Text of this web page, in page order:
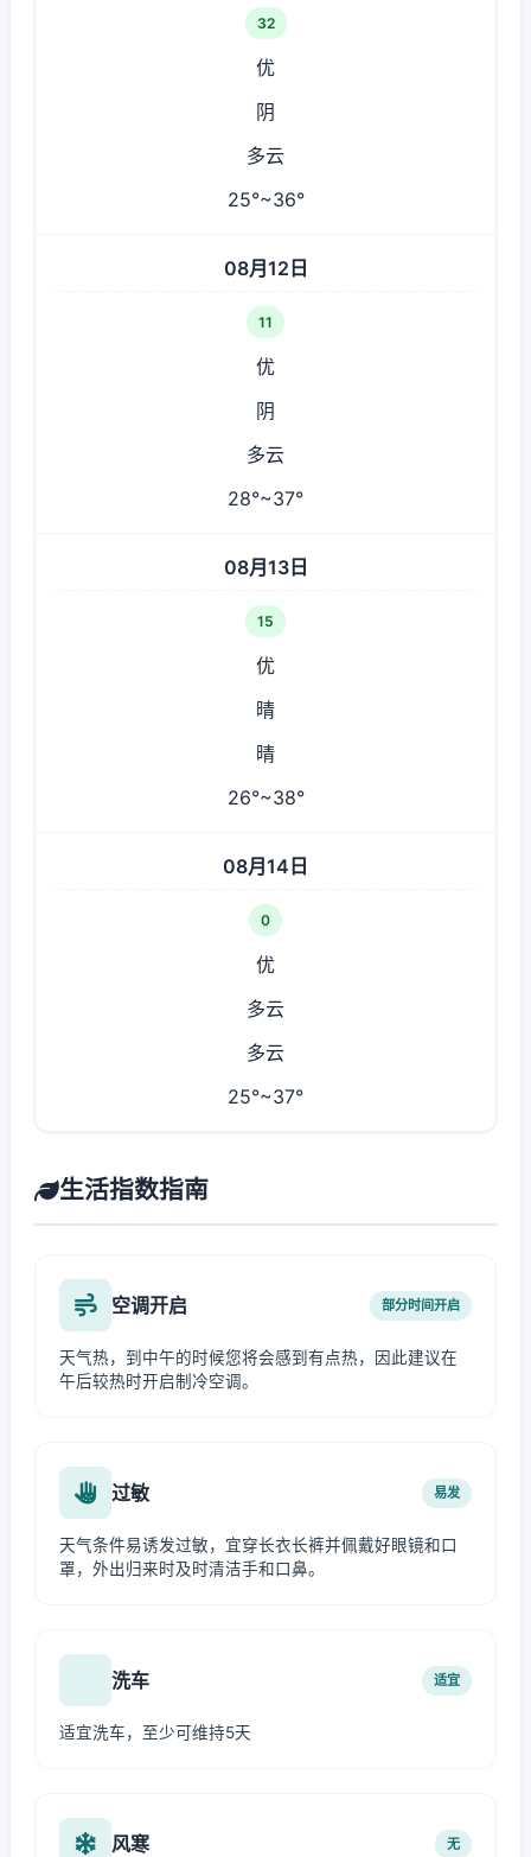
32
优
阴
多云
25°~36°
08月12日
11
优
阴
多云
28°~37°
08月13日
15
优
晴
晴
26°~38°
08月14日
0
优
多云
多云
25°~37°
生活指数指南
空调开启 部分时间开启
天气热，到中午的时候您将会感到有点热，因此建议在
午后较热时开启制冷空调。
过敏 易发
天气条件易诱发过敏，宜穿长衣长裤并佩戴好眼镜和口
罩，外出归来时及时清洁手和口鼻。
洗车 适宜
适宜洗车，至少可维持5天
风寒 无